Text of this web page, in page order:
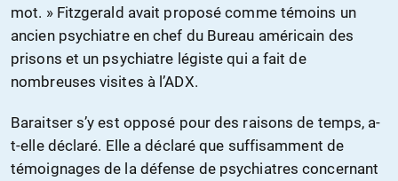
mot. » Fitzgerald avait proposé comme témoins un
ancien psychiatre en chef du Bureau américain des
prisons et un psychiatre légiste qui a fait de
nombreuses visites à l’ADX.
Baraitser s’y est opposé pour des raisons de temps, a-
t-elle déclaré. Elle a déclaré que suffisamment de
témoignages de la défense de psychiatres concernant